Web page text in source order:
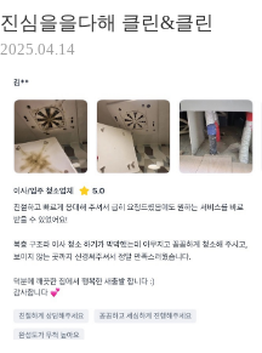
진심을을다해 클린&클린
2025.04.14